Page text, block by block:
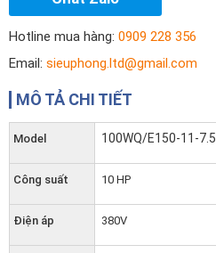
Hotline mua hàng: 0909 228 356
Email: sieuphong.ltd@gmail.com
MÔ TẢ CHI TIẾT
Model 100WQ/E150-11-7.5
Công suất 10 HP
Điện áp 380V